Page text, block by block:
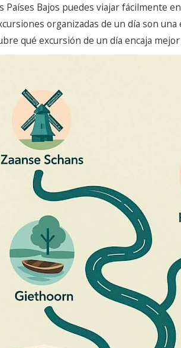
Países Bajos puedes viajar fácilmente
organizadas de un día son
qué excursión de un día encaja